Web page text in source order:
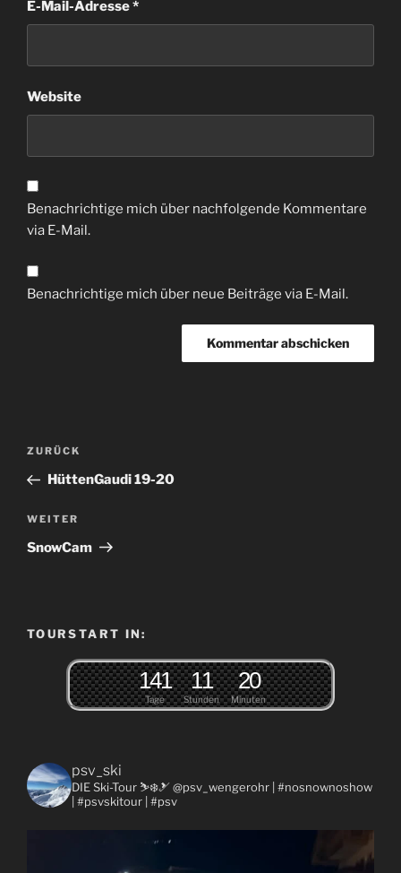
E-Mail-Adresse*
Website
Benachrichtige mich über nachfolgende Kommentare
via E-Mail.
Benachrichtige mich über neue Beiträge via E-Mail.
Beitragsnavigation
Vorheriger
Beitrag
ZURÜCK
HüttenGaudi 19-20
Nächster
Beitrag
WEITER
SnowCam
TOURSTART IN:
Tage
141
Stunden
11
Minuten
20
psv_ski
DIE Ski-Tour ⛷❄️🎿 @psv_wengerohr | #nosnownoshow
| #psvskitour | #psv